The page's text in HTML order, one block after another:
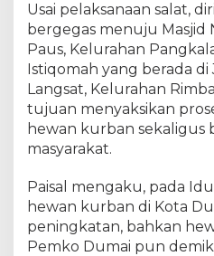
a
m
a
Usai pelaksanaan salat,
bergegas menuju Masjid
Paus, Kelurahan
Istiqomah yang berada di
Langsat, Kelurahan
tujuan menyaksikan
hewan kurban sekaligus
masyarakat.
Paisal mengaku, pada
hewan kurban di Kota
peningkatan, bahkan
Pemko Dumai pun